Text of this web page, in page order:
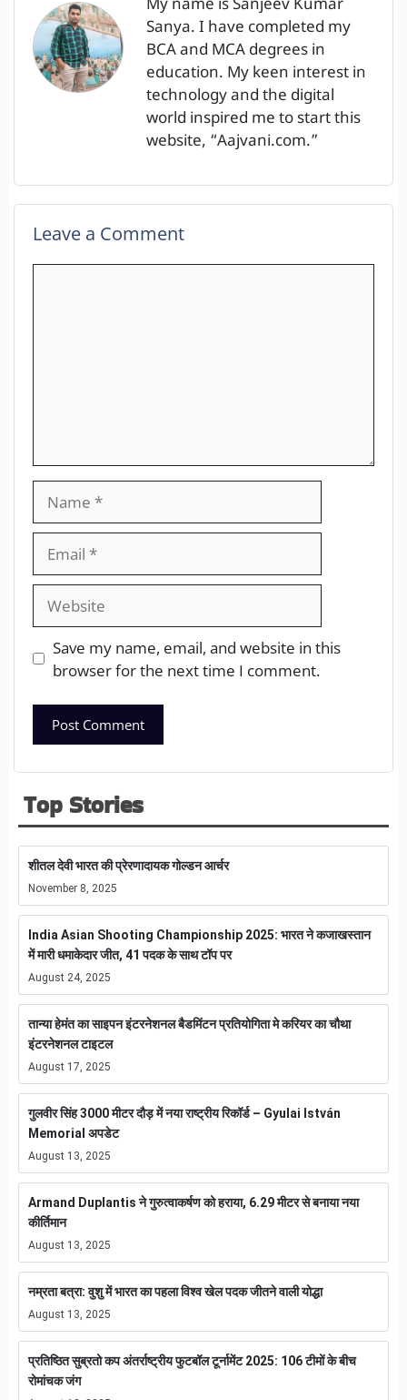
My name is Sanjeev Kumar
Sanya. I have completed my
BCA and MCA degrees in
education. My keen interest in
technology and the digital
world inspired me to start this
website, “Aajvani.com.”
Leave a Comment
Save my name, email, and website in this
browser for the next time I comment.
Top Stories
शीतल देवी भारत की प्रेरणादायक गोल्डन आर्चर
November 8, 2025
India Asian Shooting Championship 2025: भारत ने कजाखस्तान
में मारी धमाकेदार जीत, 41 पदक के साथ टॉप पर
August 24, 2025
तान्या हेमंत का साइपन इंटरनेशनल बैडमिंटन प्रतियोगिता मे करियर का चौथा
इंटरनेशनल टाइटल
August 17, 2025
गुलवीर सिंह 3000 मीटर दौड़ में नया राष्ट्रीय रिकॉर्ड – Gyulai István
Memorial अपडेट
August 13, 2025
Armand Duplantis ने गुरुत्वाकर्षण को हराया, 6.29 मीटर से बनाया नया
कीर्तिमान
August 13, 2025
नम्रता बत्रा: वुशु में भारत का पहला विश्व खेल पदक जीतने वाली योद्धा
August 13, 2025
प्रतिष्ठित सुब्रतो कप अंतर्राष्ट्रीय फुटबॉल टूर्नामेंट 2025: 106 टीमों के बीच
रोमांचक जंग